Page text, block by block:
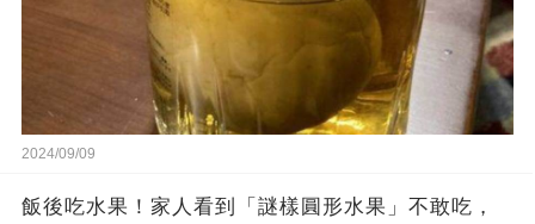
2024/09/09
飯後吃水果！家人看到「謎樣圓形水果」不敢吃，